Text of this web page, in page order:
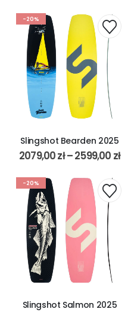
-20%
Slingshot Bearden 2025
2079,00zł–2599,00 zł
-20%
Slingshot Salmon 2025